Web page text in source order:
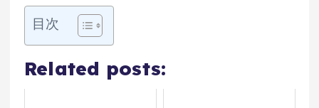
目次
Related posts: